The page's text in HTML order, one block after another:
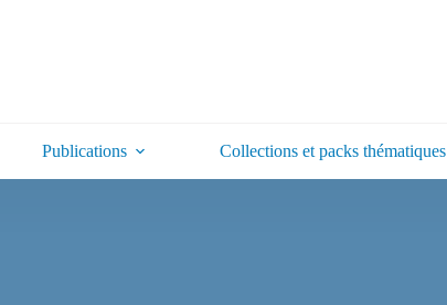
Publications Collections et packs thématiques